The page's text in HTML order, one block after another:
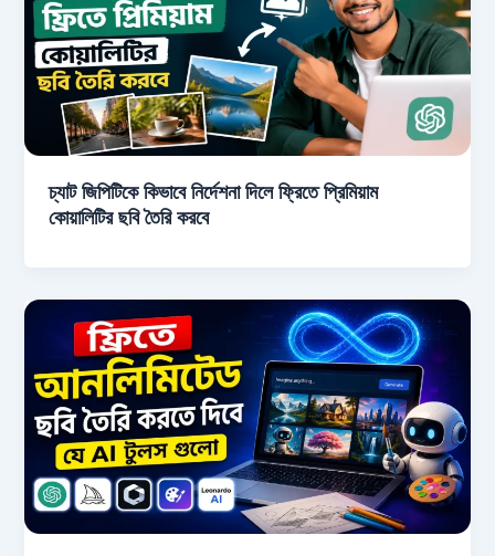
চ্যাট জিপিটিকে কিভাবে নির্দেশনা দিলে ফ্রিতে প্রিমিয়াম
কোয়ালিটির ছবি তৈরি করবে